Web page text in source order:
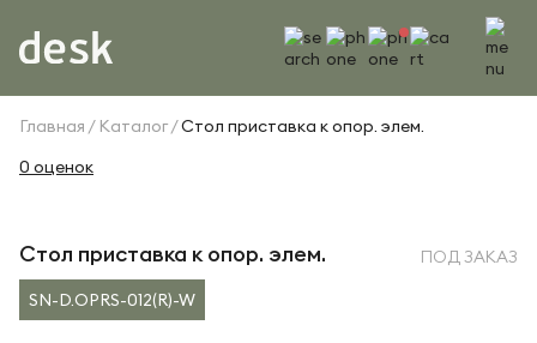
Главная Каталог
Стол приставка к опор. элем.
0 оценок
Стол приставка к опор. элем.
ПОД ЗАКАЗ
SN-D.OPRS-012(R)-W